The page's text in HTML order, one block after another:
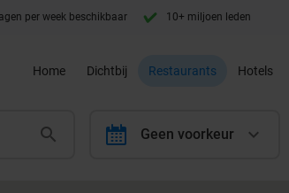
per week beschikbaar 10+ miljoen leden
Home Dichtbij Restaurants Hotels
calendar Geen voorkeur